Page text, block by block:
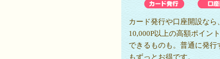
カード発行や口座開設なら
10,000P以上の高額ポイン
できるものも。普通に発行
もずっとお得です。